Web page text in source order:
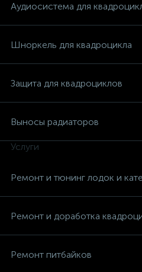
Аудиосистема для
Шноркель для квадроцикла
Защита для квадроциклов
Выносы радиаторов
Услуги
Ремонт и тюнинг лодок и
Ремонт и доработка
Ремонт питбайков